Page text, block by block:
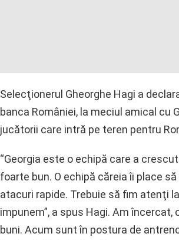
Selecţionerul Gheorghe Hagi a
banca României, la meciul amical cu
jucătorii care intră pe teren pentru
“Georgia este o echipă care a
foarte bun. O echipă căreia îi place
atacuri rapide. Trebuie să fim atenţi
impunem”, a spus Hagi. Am
buni. Acum sunt în postura de